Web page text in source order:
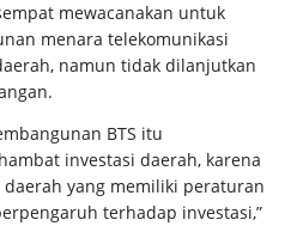
mewacanakan untuk
menara telekomunikasi
namun tidak dilanjutkan
BTS itu
investasi daerah, karena
yang memiliki peraturan
terhadap investasi,”